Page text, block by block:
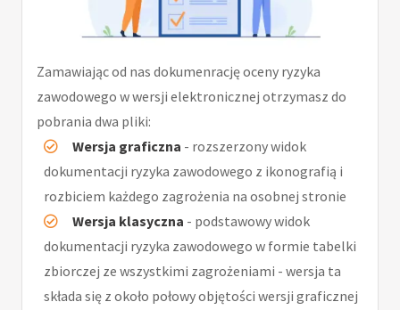
Zamawiając od nas dokumenrację oceny ryzyka
zawodowego w wersji elektronicznej otrzymasz do
pobrania dwa pliki:
Wersja graficzna - rozszerzony widok
dokumentacji ryzyka zawodowego z ikonografią i
rozbiciem każdego zagrożenia na osobnej stronie
Wersja klasyczna - podstawowy widok
dokumentacji ryzyka zawodowego w formie tabelki
zbiorczej ze wszystkimi zagrożeniami - wersja ta
składa się z około połowy objętości wersji graficznej